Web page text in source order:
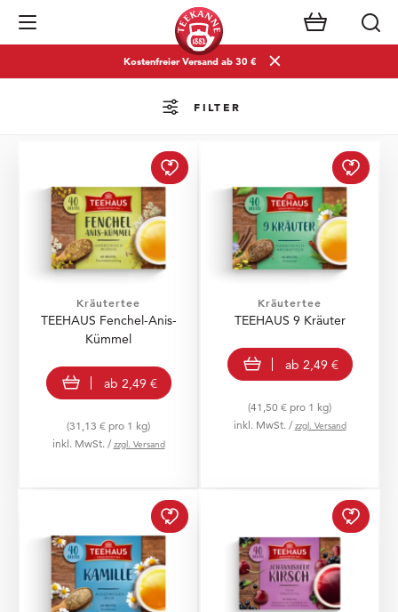
Navigation öffnen
Kostenfreier Versand ab 30 €
FILTER
TEEHAUS Fenchel-
Kräutertee
TEEHAUS Fenchel-Anis-
Kümmel
view product
ab 2,49 €
(31,13 € pro 1 kg)
inkl. MwSt. /zzgl. Versand
Kräutertee
TEEHAUS 9 Kräuter
view product
ab 2,49 €
(41,50 € pro 1 kg)
inkl. MwSt. /zzgl. Versand
TEEHAUS Kamille zur